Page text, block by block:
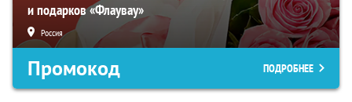
и подарков «Флаувау»
Россия
Промокод ПОДРОБНЕЕ